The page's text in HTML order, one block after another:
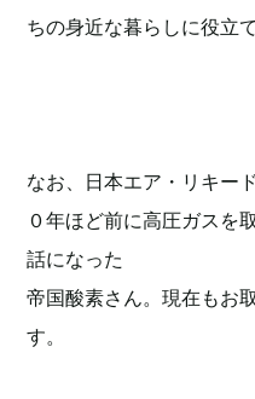
ちの身近な暮らしに役
なお、日本エア・リキー
０年ほど前に高圧ガスを
話になった
帝国酸素さん。現在もお
す。